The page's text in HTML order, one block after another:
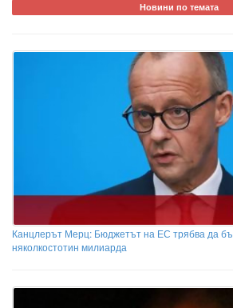
Новини по темата
Канцлерът Мерц: Бюджетът на ЕС трябва да
няколкостотин милиарда